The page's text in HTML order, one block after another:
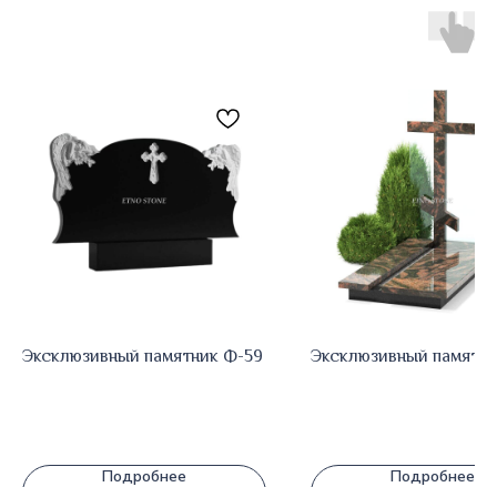
Эксклюзивный памятник Ф-59
Подробнее
Эксклюзивный
Подробнее